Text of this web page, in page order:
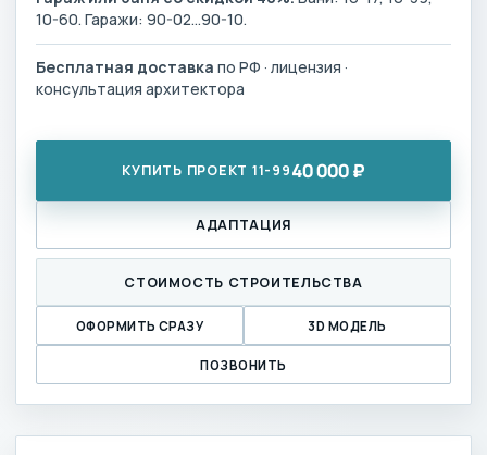
10-60. Гаражи: 90-02…90-10.
Бесплатная доставка по РФ · лицензия ·
консультация архитектора
КУПИТЬ ПРОЕКТ 11-9940 000 ₽
АДАПТАЦИЯ
СТОИМОСТЬ СТРОИТЕЛЬСТВА
ОФОРМИТЬ СРАЗУ 3D МОДЕЛЬ
ПОЗВОНИТЬ